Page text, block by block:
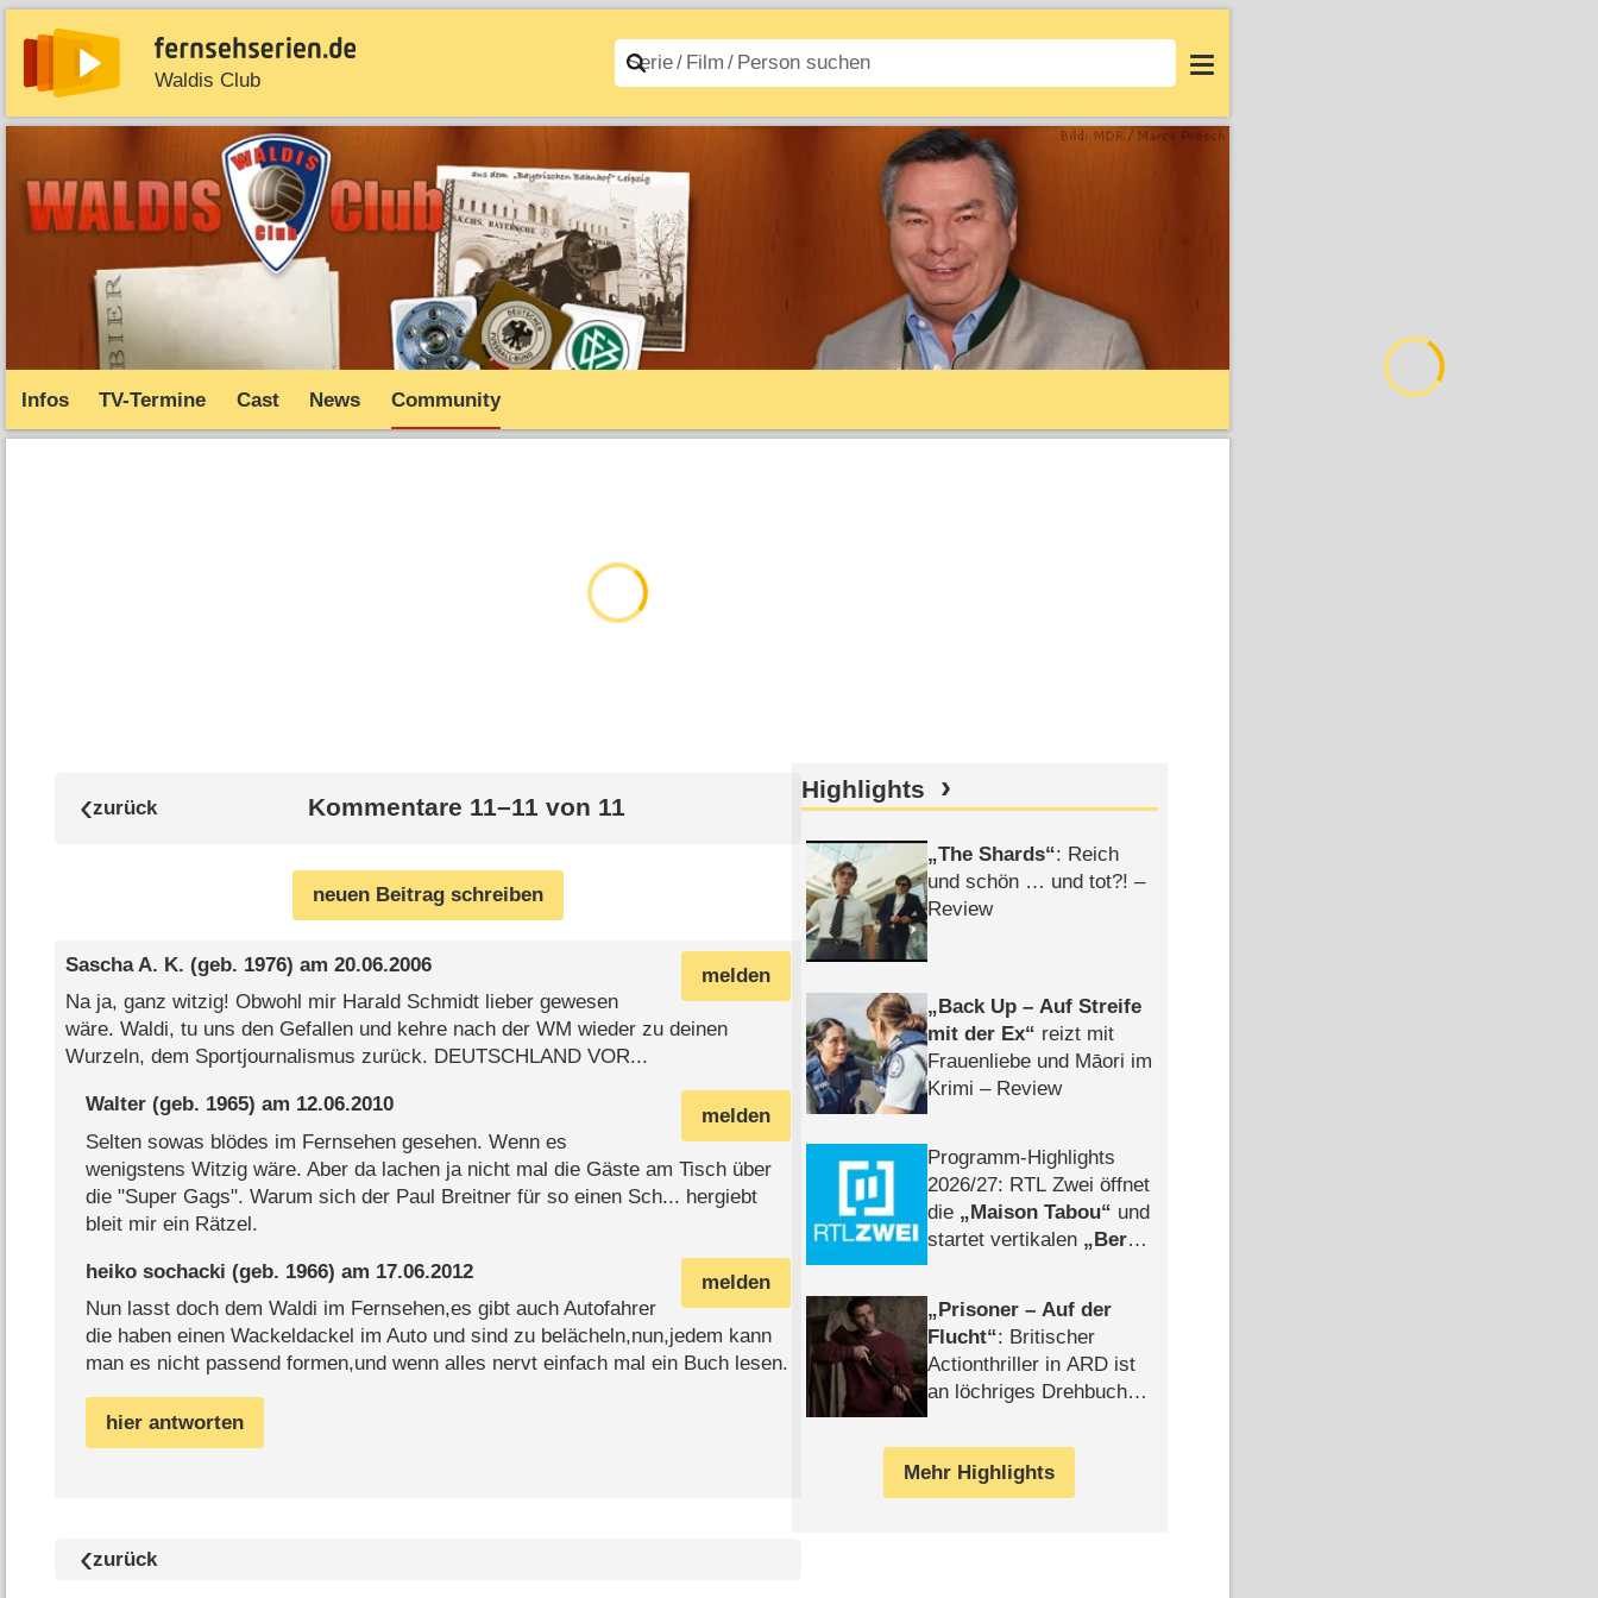
Waldis Club
News Entdecken Streaming Filme A–Z Login
Infos TV-Termine Cast News Community
Kommentare 11–11 von 11
neuen Beitrag schreiben
melden
Sascha A. K. (geb. 1976) am 20.06.2006
Na ja, ganz witzig! Obwohl mir Harald Schmidt lieber gewesen
wäre. Waldi, tu uns den Gefallen und kehre nach der WM wieder zu deinen
Wurzeln, dem Sportjournalismus zurück. DEUTSCHLAND VOR...
melden
Walter(geb. 1965) am 12.06.2010
Selten sowas blödes im Fernsehen gesehen. Wenn es
wenigstens Witzig wäre. Aber da lachen ja nicht mal die Gäste am Tisch über
die "Super Gags". Warum sich der Paul Breitner für so einen Sch... hergiebt
bleit mir ein Rätzel.
melden
heiko sochacki (geb. 1966) am 17.06.2012
Nun lasst doch dem Waldi im Fernsehen,es gibt auch Autofahrer
die haben einen Wackeldackel im Auto und sind zu belächeln,nun,jedem kann
man es nicht passend formen,und wenn alles nervt einfach mal ein Buch lesen.
hier antworten
zurück
Highlights
The Shards : Reich
und schön … und tot?! –
Review
Back Up – Auf Streife
mit der Ex
reizt mit
Frauenliebe und Māori im
Krimi – Review
Programm-Highlights
2026/​27: RTL Zwei öffnet
die
Maison Tabou
und
startet vertikalen
Berlin
Prisoner – Auf der
Flucht : Britischer
Actionthriller in ARD ist
an löchriges Drehbuch
Mehr Highlights